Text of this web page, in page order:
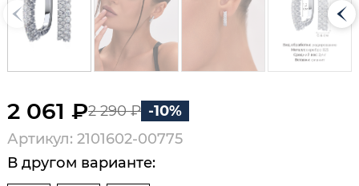
2 061 ₽2 290 ₽ -10%
Артикул: 2101602-00775
В другом варианте: